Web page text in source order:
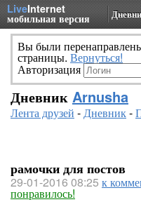
LiveInternet
мобильная версия
Вы были
страницы. Вернуться!
Авторизация
Дневник Arnusha
Лента друзей -Дневник-
рамочки для постов
29-01-2016 08:25 к
понравилось!